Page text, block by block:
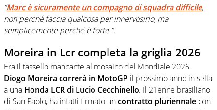
“Marc è sicuramente un compagno di squadra difficile,
non perché faccia qualcosa per innervosirlo, ma
semplicemente perché è forte ”.
Moreira in Lcr completa la griglia 2026
Era il tassello mancante al mosaico del Mondiale 2026.
Diogo Moreira correrà in MotoGP il prossimo anno in sella
a una Honda LCR di Lucio Cecchinello. Il 21enne brasiliano
di San Paolo, ha infatti firmato uncontratto pluriennale con